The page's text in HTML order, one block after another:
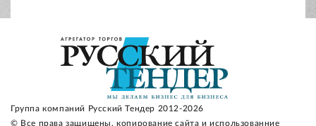
Группа компаний Русский Тендер 2012-2026
© Все права защищены, копирование сайта и использованние